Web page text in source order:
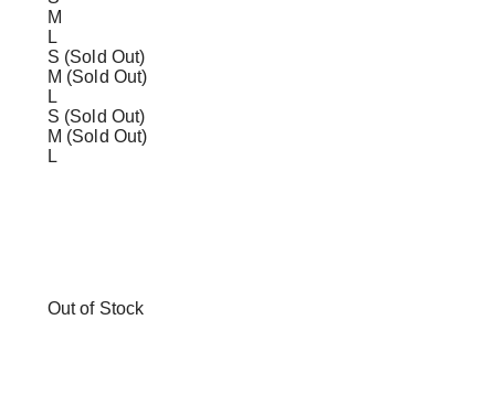
M
L
S (Sold Out)
M (Sold Out)
L
S (Sold Out)
M (Sold Out)
L
Out of Stock